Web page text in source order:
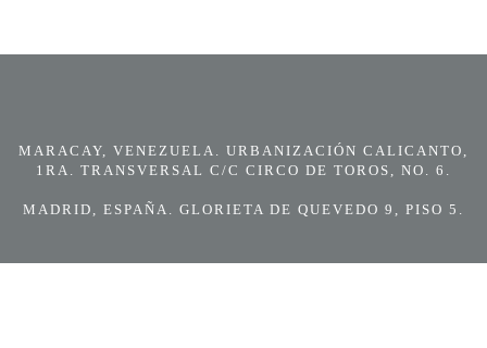
MARACAY, VENEZUELA. URBANIZACIÓN CALICANTO,
1RA. TRANSVERSAL C/C CIRCO DE TOROS, NO. 6.
MADRID, ESPAÑA. GLORIETA DE QUEVEDO 9, PISO 5.